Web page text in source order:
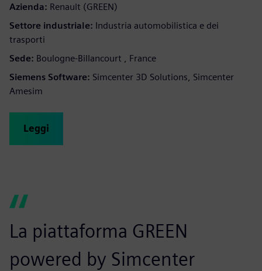
Azienda: Renault (GREEN)
Settore industriale: Industria automobilistica e dei
trasporti
Sede: Boulogne-Billancourt , France
Siemens Software: Simcenter 3D Solutions, Simcenter
Amesim
Leggi
La piattaforma GREEN
powered by Simcenter